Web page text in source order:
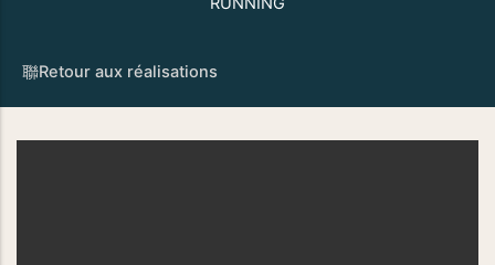
Retour aux réalisations